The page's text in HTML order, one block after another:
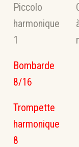
Piccolo
harmonique
1
Bombarde
8/16
Trompette
harmonique
8